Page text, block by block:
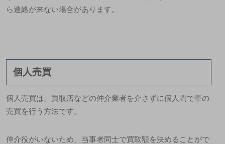
ら連絡が来ない場合があります。
個人売買
個人売買は、買取店などの仲介業者を介さずに個人間で車の
売買を行う方法です。
仲介役がいないため、当事者同士で買取額を決めることがで